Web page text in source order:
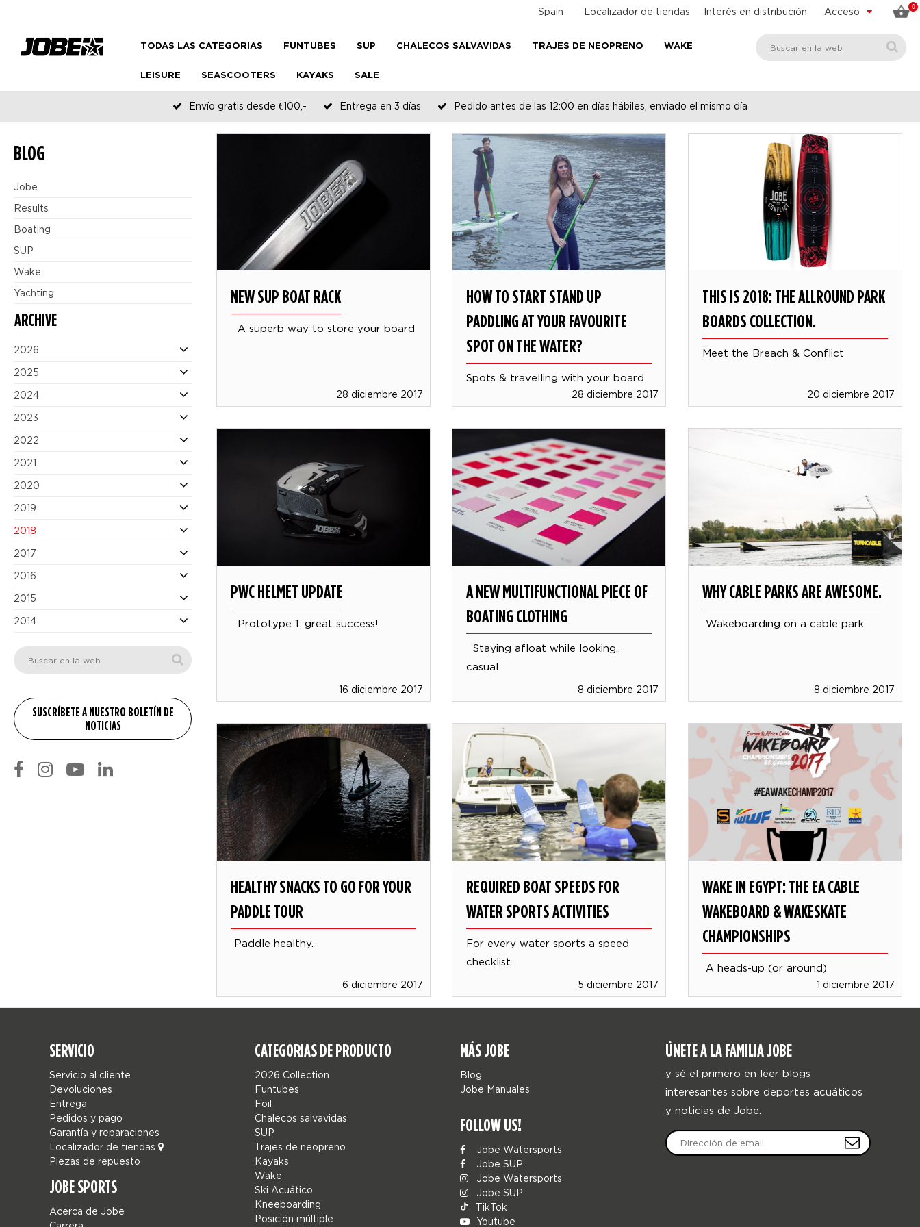
0
Acceso
Interés en distribución
Localizador de tiendas
Spain
TODAS LAS CATEGORIAS FUNTUBES SUP CHALECOS SALVAVIDAS TRAJES DE NEOPRENO WAKE
LEISURE SEASCOOTERS KAYAKS SALE
Envío gratis desde €100,- Entrega en 3 días Pedido antes de las 12:00 en días hábiles, enviado el mismo día
BLOG
Jobe
Results
Boating
SUP
Wake
Yachting
ARCHIVE
2026
2025
2024
2023
2022
2021
2020
2019
2018
2017
2016
2015
2014
NEW SUP BOAT RACK
A superb way to store your board
28 diciembre 2017
HOW TO START STAND UP
PADDLING AT YOUR FAVOURITE
SPOT ON THE WATER?
Spots & travelling with your board
28 diciembre 2017
THIS IS 2018: THE ALLROUND PARK
BOARDS COLLECTION.
Meet the Breach & Conflict
20 diciembre 2017
PWC HELMET UPDATE
Prototype 1: great success!
16 diciembre 2017
A NEW MULTIFUNCTIONAL PIECE OF
BOATING CLOTHING
Staying afloat while looking..
casual
8 diciembre 2017
WHY CABLE PARKS ARE AWESOME.
Wakeboarding on a cable park.
8 diciembre 2017
HEALTHY SNACKS TO GO FOR YOUR
PADDLE TOUR
Paddle healthy.
6 diciembre 2017
REQUIRED BOAT SPEEDS FOR
WATER SPORTS ACTIVITIES
For every water sports a speed
checklist.
5 diciembre 2017
WAKE IN EGYPT: THE EA CABLE
WAKEBOARD & WAKESKATE
CHAMPIONSHIPS
A heads-up (or around)
1 diciembre 2017
SERVICIO
Servicio al cliente
Devoluciones
Entrega
Pedidos y pago
Garantía y reparaciones
Localizador de tiendas
Piezas de repuesto
JOBE SPORTS
Acerca de Jobe
CATEGORIAS DE PRODUCTO
2026 Collection
Funtubes
Foil
Chalecos salvavidas
SUP
Trajes de neopreno
Kayaks
Wake
Ski Acuático
Kneeboarding
Posición múltiple
MÁS JOBE
Blog
Jobe Manuales
FOLLOW US!
Jobe Watersports
Jobe SUP
Jobe Watersports
Jobe SUP
TikTok
Youtube
ÚNETE A LA FAMILIA JOBE
y sé el primero en leer blogs
interesantes sobre deportes acuáticos
y noticias de Jobe.